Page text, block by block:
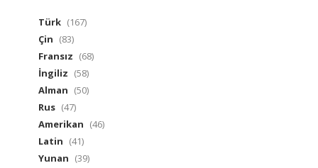
Türk (167)
Çin (83)
Fransız (68)
İngiliz (58)
Alman (50)
Rus (47)
Amerikan (46)
Latin (41)
Yunan (39)